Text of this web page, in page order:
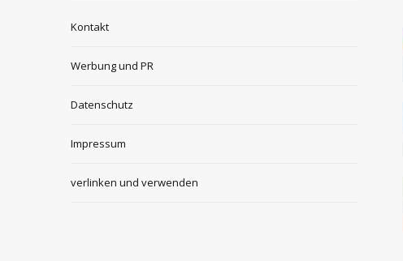
Kontakt
Werbung und PR
Datenschutz
Impressum
verlinken und verwenden